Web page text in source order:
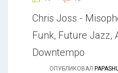
Chris Joss -
Funk, Future Jazz,
Downtempo
ОПУБЛИКОВАЛ